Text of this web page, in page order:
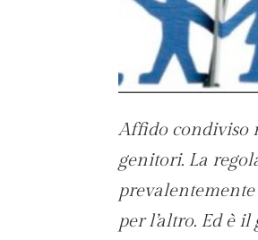
Affido condiviso
genitori. La
per l’altro. Ed è